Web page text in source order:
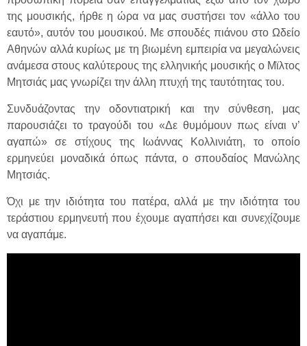
της μουσικής, ήρθε η ώρα να μας συστήσει τον «άλλο του
εαυτό», αυτόν του μουσικού. Με σπουδές πιάνου στο Ωδείο
Αθηνών αλλά κυρίως με τη βιωμένη εμπειρία να μεγαλώνεις
ανάμεσα στους καλύτερους της ελληνικής μουσικής ο Μϊλτος
Μητσιάς μας γνωρίζει την άλλη πτυχή της ταυτότητας του.
Συνδυάζοντας την οδοντιατρική και την σύνθεση, μας
παρουσιάζει το τραγούδι του «Δε θυμόμουν πως είναι ν’
αγαπώ» σε στίχους της Ιωάννας Κολλινιάτη, το οποίο
ερμηνεύει μοναδικά όπως πάντα, ο σπουδαίος Μανώλης
Μητσιάς.
Όχι με την ιδιότητα του πατέρα, αλλά με την ιδιότητα του
τεράστιου ερμηνευτή που έχουμε αγαπήσει και συνεχίζουμε
να αγαπάμε.